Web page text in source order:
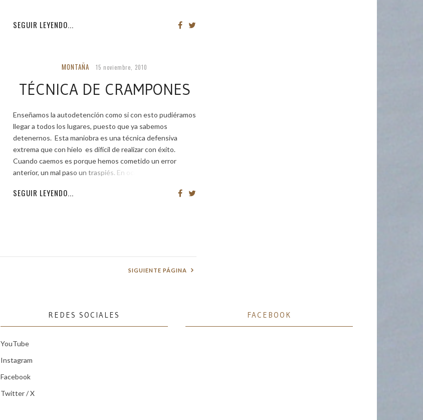
SEGUIR LEYENDO...
MONTAÑA 15 noviembre, 2010
TÉCNICA DE CRAMPONES
Enseñamos la autodetención como si con esto pudiéramos
llegar a todos los lugares, puesto que ya sabemos
detenernos. Esta maniobra es una técnica defensiva
extrema que con hielo es difícil de realizar con éxito.
Cuando caemos es porque hemos cometido un error
anterior, un mal paso un traspiés. En ocasiones
SEGUIR LEYENDO...
SIGUIENTE PÁGINA
REDES SOCIALES
YouTube
Instagram
Facebook
Twitter / X
FACEBOOK